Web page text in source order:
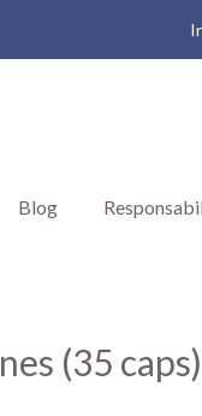
Blog
(35 caps)